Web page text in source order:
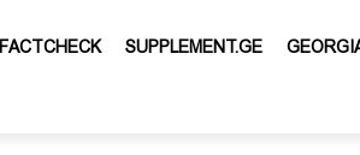
FACTCHECK SUPPLEMENT.GE